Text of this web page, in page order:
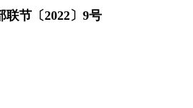
联节〔2022〕9号